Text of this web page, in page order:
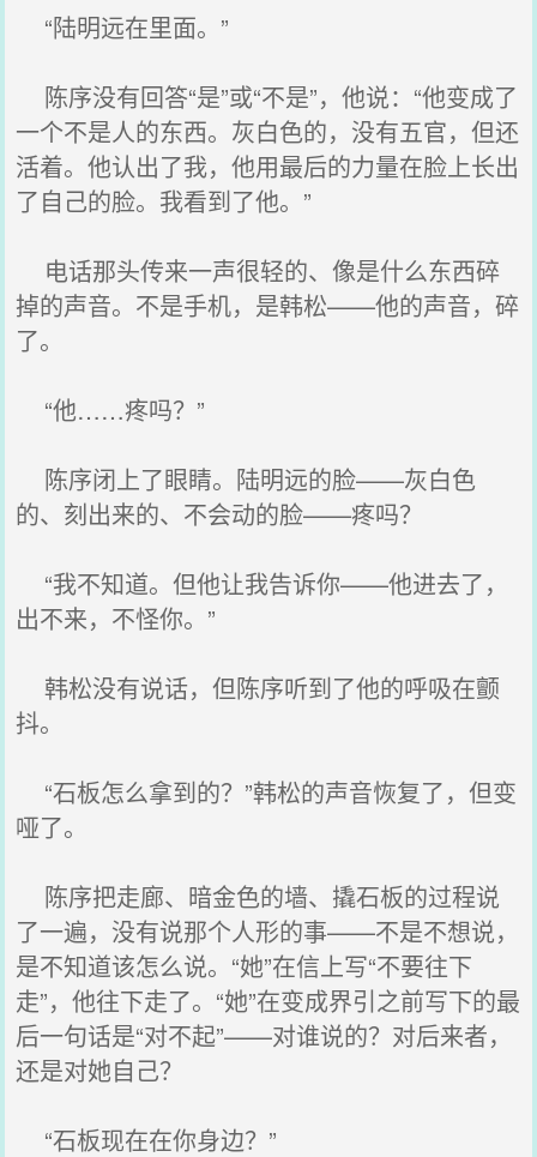
“陆明远在里面。”
陈序没有回答“是”或“不是”，他说：“他变成了
一个不是人的东西。灰白色的，没有五官，但还
活着。他认出了我，他用最后的力量在脸上长出
了自己的脸。我看到了他。”
电话那头传来一声很轻的、像是什么东西碎
掉的声音。不是手机，是韩松——他的声音，碎
了。
“他……疼吗？”
陈序闭上了眼睛。陆明远的脸——灰白色
的、刻出来的、不会动的脸——疼吗？
“我不知道。但他让我告诉你——他进去了，
出不来，不怪你。”
韩松没有说话，但陈序听到了他的呼吸在颤
抖。
“石板怎么拿到的？”韩松的声音恢复了，但变
哑了。
陈序把走廊、暗金色的墙、撬石板的过程说
了一遍，没有说那个人形的事——不是不想说，
是不知道该怎么说。“她”在信上写“不要往下
走”，他往下走了。“她”在变成界引之前写下的最
后一句话是“对不起”——对谁说的？对后来者，
还是对她自己？
“石板现在在你身边？”